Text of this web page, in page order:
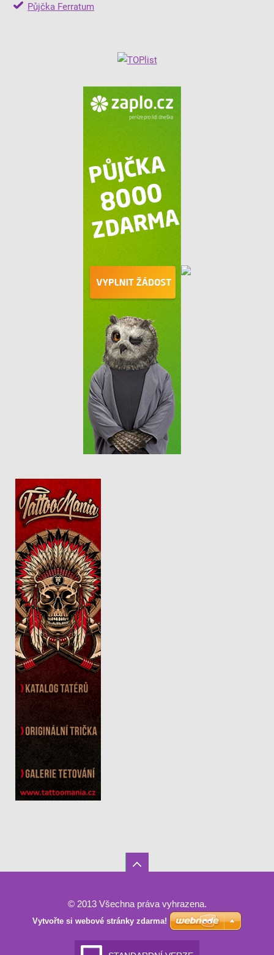
Půjčka Ferratum
© 2013 Všechna práva vyhrazena.
Vytvořte si webové stránky zdarma!